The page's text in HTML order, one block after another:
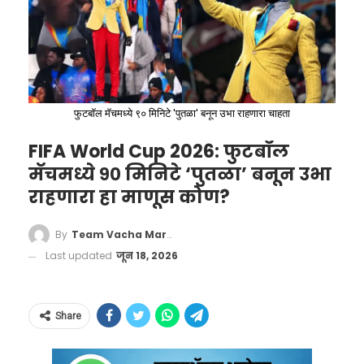
Toss @SunRisers
in Match
of#TATAIPL
#KKRvSRH
फुटबॉल मॅचमध्ये ९० मिनिटे 'पुतळा' बनून उभा राहणारा चाहता
FIFA World Cup 2026: फुटबॉल
मॅचमध्ये ९० मिनिटे ‘पुतळा’ बनून उभा
राहणारा हा माणूस कोण?
By Team Vacha Marathi
Last updated जून 18, 2026
Share